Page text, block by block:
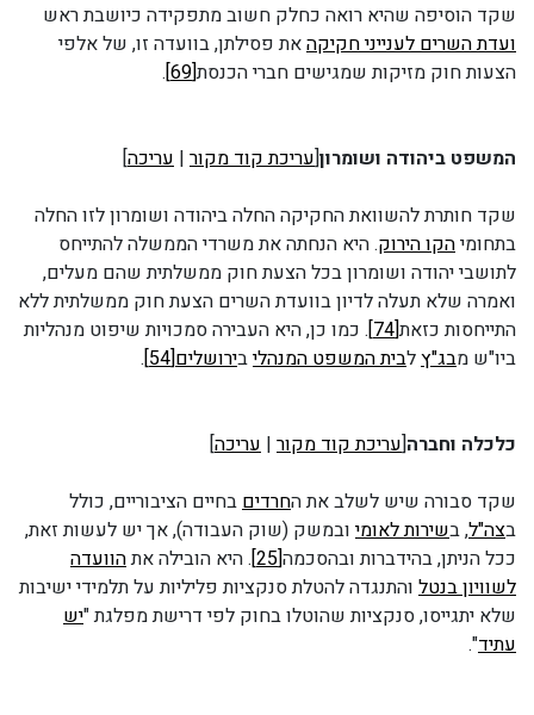
שקד הוסיפה שהיא רואה כחלק חשוב מתפקידה כיושבת ראש
ועדת השרים לענייני חקיקהאת פסילתן, בוועדה זו, של אלפי
הצעות חוק מזיקות שמגישים חברי הכנסת[69]
.
המשפט ביהודה ושומרון[עריכת קוד מקור | עריכה]
שקד חותרת להשוואת החקיקה החלה ביהודה ושומרון לזו החלה
בתחומיהקו הירוק. היא הנחתה את משרדי הממשלה להתייחס
לתושבי יהודה ושומרון בכל הצעת חוק ממשלתית שהם מעלים,
ואמרה שלא תעלה לדיון בוועדת השרים הצעת חוק ממשלתית ללא
התייחסות כזאת[74]
. כמו כן, היא העבירה סמכויות שיפוט מנהליות
ביו"ש מבג"ץלבית המשפט המנהליבירושלים[54]
.
כלכלה וחברה[עריכת קוד מקור | עריכה]
שקד סבורה שיש לשלב את החרדיםבחיים הציבוריים, כולל
בצה"ל, בשירות לאומי ובמשק (שוק העבודה), אך יש לעשות זאת,
ככל הניתן, בהידברות ובהסכמה[25] . היא הובילה אתהוועדה
לשוויון בנטל והתנגדה להטלת סנקציות פליליות על תלמידי ישיבות
שלא יתגייסו, סנקציות שהוטלו בחוק לפי דרישת מפלגת "יש
עתיד".